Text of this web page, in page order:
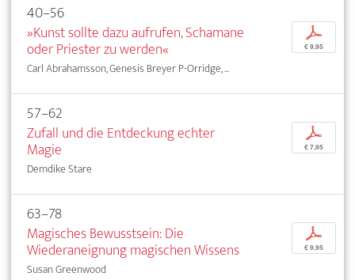
40–56
»Kunst sollte dazu aufrufen, Schamane
oder Priester zu werden«
Carl Abrahamsson, Genesis Breyer P-Orridge, ...
p
€ 9,95
57–62
Zufall und die Entdeckung echter
Magie
Demdike Stare
p
€ 7,95
63–78
Magisches Bewusstsein: Die
Wiederaneignung magischen Wissens
Susan Greenwood
p
€ 9,95